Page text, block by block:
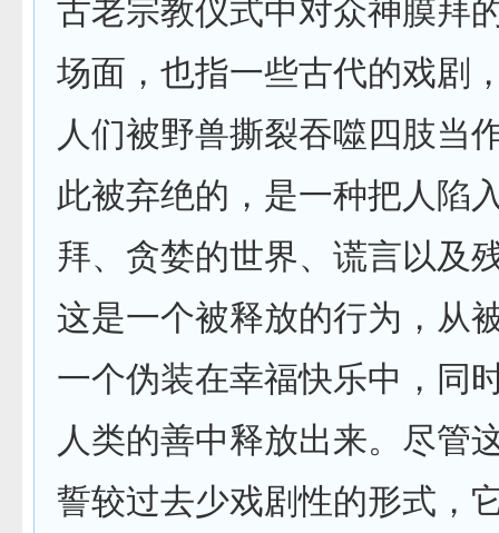
古老宗教仪式中对众神膜拜
场面，也指一些古代的戏剧
人们被野兽撕裂吞噬四肢当
此被弃绝的，是一种把人陷
拜、贪婪的世界、谎言以及
这是一个被释放的行为，从
一个伪装在幸福快乐中，同
人类的善中释放出来。尽管
誓较过去少戏剧性的形式，